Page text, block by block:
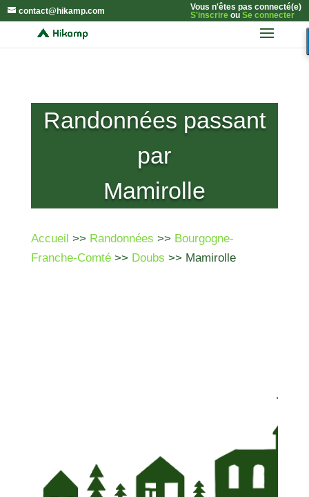
contact@hikamp.com
Vous n'êtes pas connecté(e)
S'inscrireou Se connecter
Randonnées passant
par
Mamirolle
Accueil >> Randonnées >> Bourgogne-
Franche-Comté>> Doubs >> Mamirolle